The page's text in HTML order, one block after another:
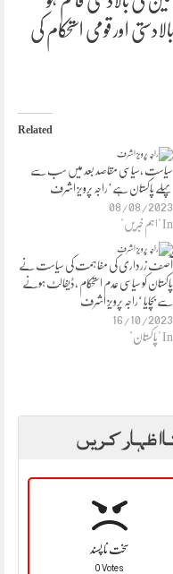
اور قومی استحکام کی
Related
سیاست ،سیاسی مقاصد بعد میں سب سے
پہلے پاکستان ہے’راجہ پرویز اشرف
08/08/2023
In "اہم خبریں"
آصف زرداری کی مفاہمت کی سیاست نے
پاکستان کو سیاسی عدم استحکام ،ڈیفالٹ ہونے
سے بچایا ‘راجہ پرویز اشرف
16/10/2023
In "پاکستان"
اظہار کریں
سخت نا پسند
0 Votes